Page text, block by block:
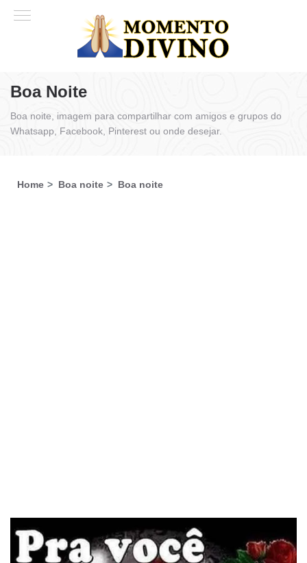
Boa Noite
Boa noite, imagem para compartilhar com amigos e grupos do
Whatsapp, Facebook, Pinterest ou onde desejar.
Home Boa noite Boa noite